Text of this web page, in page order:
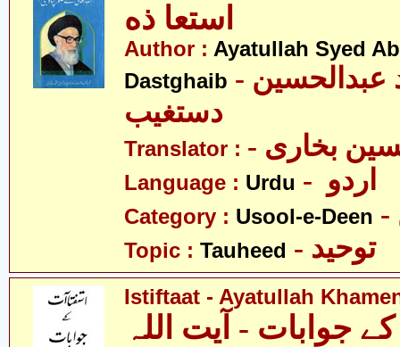
Author : Ayatullah Syed
Dastghaib - آیت اللہ سیّد عبدالحسین
دستغیب
Translator : بخاری
Language : Urdu
Category : Usool-e-Deen
Topic : Tauheed - توحید
Istiftaat - Ayatullah
جوابات - آیت اللہ